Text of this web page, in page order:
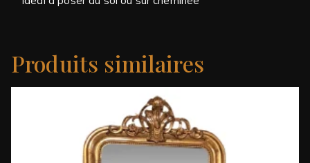
Produits similaires